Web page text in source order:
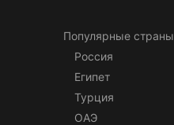
Популярные страны
Россия
Египет
Турция
ОАЭ